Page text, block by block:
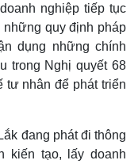
tích
nghiệp tiếp tục
những quy định pháp
dụng những chính
trong Nghị quyết 68
tư nhân để phát triển
đang phát đi thông
kiến tạo, lấy doanh